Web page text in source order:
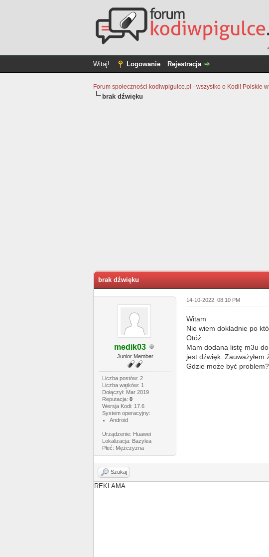
Witaj! Logowanie Rejestracja
Forum społeczności kodiwpigulce.pl - wszystko o Kodi! Polskie
brak dźwięku
brak dźwięku
medik03
Junior Member
Liczba postów: 2
Liczba wątków: 1
Dołączył: Mar 2019
Reputacja: 0
Wersja Kodi: 17.6
System operacyjny:
Android
Urządzenie: Huawei
Lokalizacja: Bazylea
Płeć: Mężczyzna
14-10-2022, 08:10 PM
Witam
Nie wiem dokładnie po
Otóż
Mam dodana listę m3u
jest dźwięk.
Gdzie może być problem?
Szukaj
REKLAMA: